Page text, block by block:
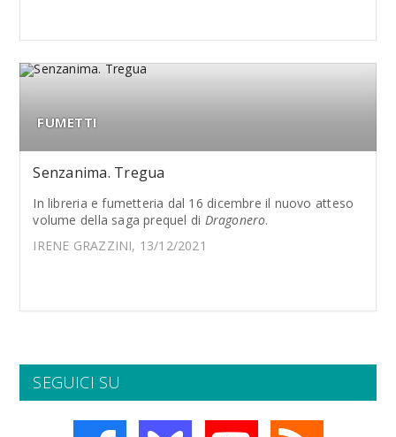
FUMETTI
Senzanima. Tregua
In libreria e fumetteria dal 16 dicembre il nuovo atteso
volume della saga prequel di Dragonero.
IRENE GRAZZINI, 13/12/2021
SEGUICI SU